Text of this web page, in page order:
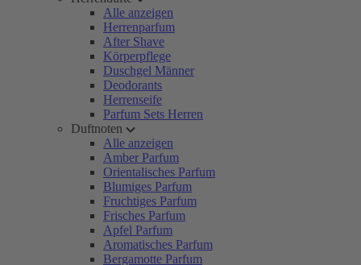
Alle anzeigen
Herrenparfum
After Shave
Körperpflege
Duschgel Männer
Deodorants
Herrenseife
Parfum Sets Herren
Duftnoten
Alle anzeigen
Amber Parfum
Orientalisches Parfum
Blumiges Parfum
Fruchtiges Parfum
Frisches Parfum
Apfel Parfum
Aromatisches Parfum
Bergamotte Parfum